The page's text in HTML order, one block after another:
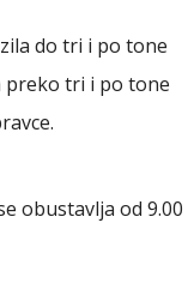
do tri i po tone
preko tri i po tone
obustavlja od 9.00